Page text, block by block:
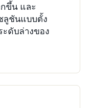
ขึ้น และ
ลูชันแบบตั้ง
ดับล่างของ